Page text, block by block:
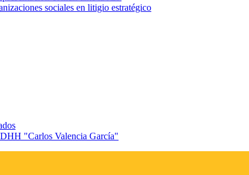
sociales en litigio estratégico
"Carlos Valencia García"